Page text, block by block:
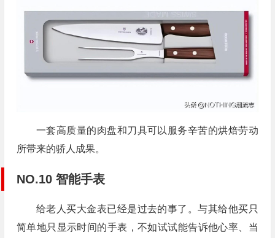
一套高质量的肉盘和刀具可以服务辛苦的烘焙劳动
所带来的骄人成果。
NO.10 智能手表
给老人买大金表已经是过去的事了。与其给他买只
简单地只显示时间的手表，不如试试能告诉他心率、当